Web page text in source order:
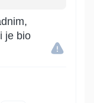
je bio